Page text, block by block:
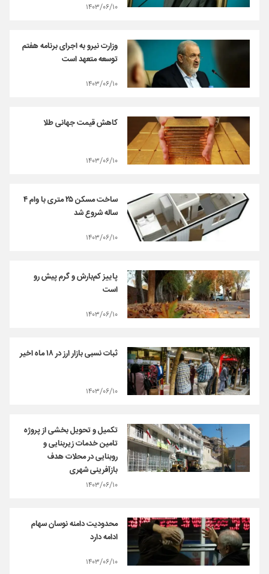
۱۴۰۳/۰۶/۱۰
وزارت نیرو به اجرای برنامه هفتم
توسعه متعهد است
۱۴۰۳/۰۶/۱۰
کاهش قیمت جهانی طلا
۱۴۰۳/۰۶/۱۰
ساخت مسکن ۲۵ متری با وام ۴
ساله شروع شد
۱۴۰۳/۰۶/۱۰
پاییز کم‌بارش و گرم پیش رو
است
۱۴۰۳/۰۶/۱۰
ثبات نسبی بازار ارز در ۱۸ ماه اخیر
۱۴۰۳/۰۶/۱۰
تکمیل و تحویل بخشی از پروژه
تامین خدمات زیربنایی و
روبنایی در محلات هدف
بازآفرینی شهری
۱۴۰۳/۰۶/۱۰
محدودیت دامنه نوسان سهام
ادامه دارد
۱۴۰۳/۰۶/۱۰